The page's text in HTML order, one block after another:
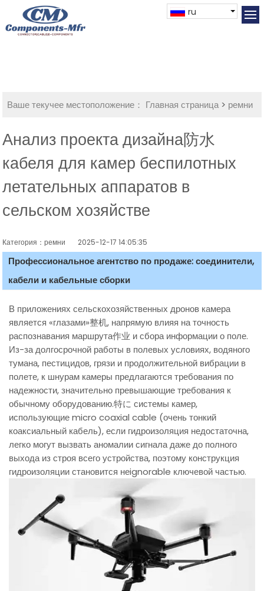
ru
Ваше текучее местоположение： Главная страница> ремни
Анализ проекта дизайна防水
кабеля для камер беспилотных
летательных аппаратов в
сельском хозяйстве
Категория：ремни 2025-12-17 14:05:35
Профессиональное агентство по продаже: соединители,
кабели и кабельные сборки
В приложениях сельскохозяйственных дронов камера
является «глазами»整机, напрямую влияя на точность
распознавания маршрута作业 и сбора информации о поле.
Из-за долгосрочной работы в полевых условиях, водяного
тумана, пестицидов, грязи и продолжительной вибрации в
полете, к шнурам камеры предлагаются требования по
надежности, значительно превышающие требования к
обычному оборудованию.特に системы камер,
использующие micro coaxial cable (очень тонкий
коаксиальный кабель), если гидроизоляция недостаточна,
легко могут вызвать аномалии сигнала даже до полного
выхода из строя всего устройства, поэтому конструкция
гидроизоляции становится неignorable ключевой частью.